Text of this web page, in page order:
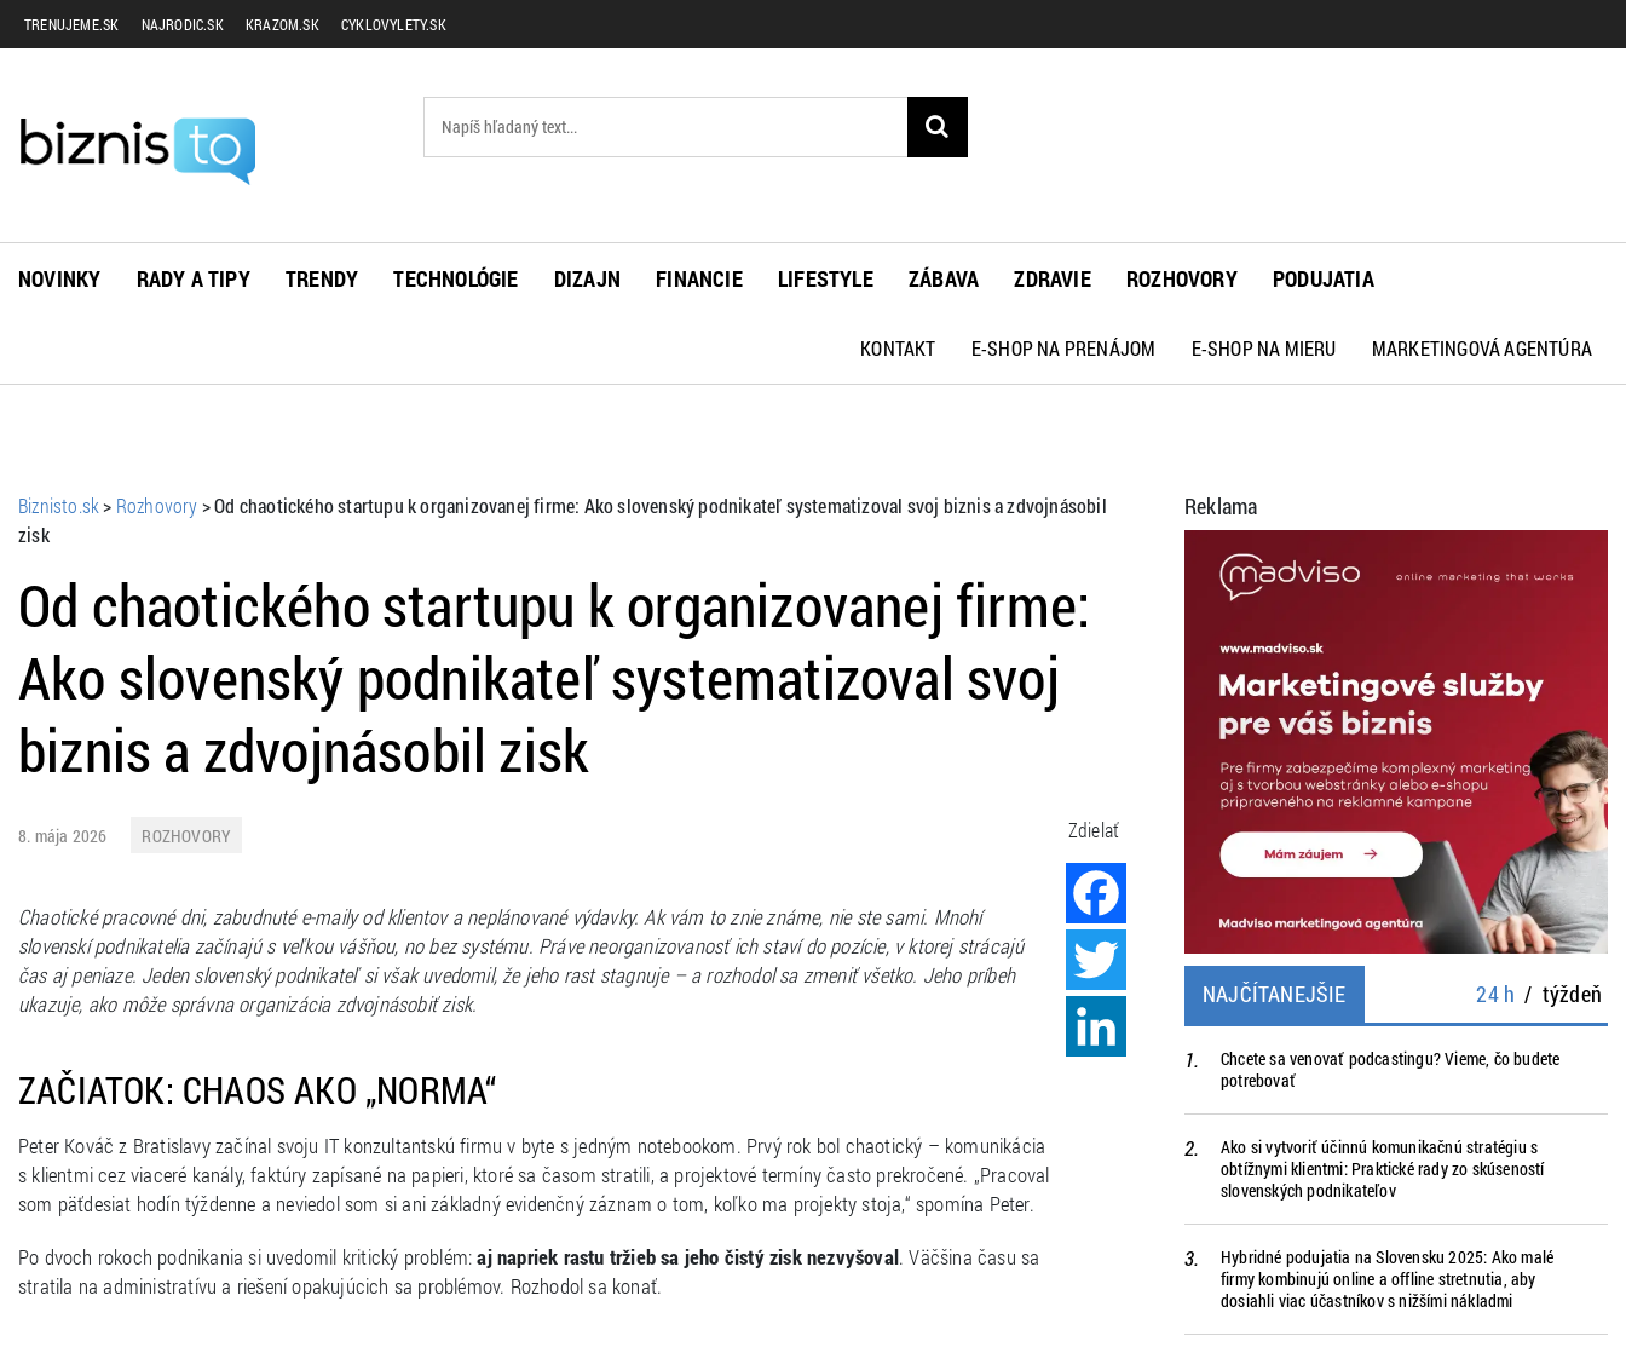
TRENUJEME.SK NAJRODIC.SK KRAZOM.SK CYKLOVYLETY.SK
NOVINKY RADY A TIPY TRENDY TECHNOLÓGIE DIZAJN FINANCIE LIFESTYLE ZÁBAVA ZDRAVIE ROZHOVORY PODUJATIA
KONTAKT E-SHOP NA PRENÁJOM E-SHOP NA MIERU MARKETINGOVÁ AGENTÚRA
Biznisto.sk> Rozhovory>Od chaotického startupu k organizovanej firme: Ako slovenský podnikateľ systematizoval svoj biznis a zdvojnásobil
zisk
Od chaotického startupu k organizovanej firme:
Ako slovenský podnikateľ systematizoval svoj
biznis a zdvojnásobil zisk
8. mája 2026 ROZHOVORY
Chaotické pracovné dni, zabudnuté e-maily od klientov a neplánované výdavky. Ak vám to znie známe, nie ste sami. Mnohí
slovenskí podnikatelia začínajú s veľkou vášňou, no bez systému. Práve neorganizovanosť ich staví do pozície, v ktorej strácajú
čas aj peniaze. Jeden slovenský podnikateľ si však uvedomil, že jeho rast stagnuje – a rozhodol sa zmeniť všetko. Jeho príbeh
ukazuje, ako môže správna organizácia zdvojnásobiť zisk.
ZAČIATOK: CHAOS AKO „NORMA“
Peter Kováč z Bratislavy začínal svoju IT konzultantskú firmu v byte s jedným notebookom. Prvý rok bol chaotický – komunikácia
s klientmi cez viaceré kanály, faktúry zapísané na papieri, ktoré sa časom stratili, a projektové termíny často prekročené. „Pracoval
som päťdesiat hodín týždenne a neviedol som si ani základný evidenčný záznam o tom, koľko ma projekty stoja,“ spomína Peter.
Po dvoch rokoch podnikania si uvedomil kritický problém:aj napriek rastu tržieb sa jeho čistý zisk nezvyšoval. Väčšina času sa
stratila na administratívu a riešení opakujúcich sa problémov. Rozhodol sa konať.
Zdielať
Reklama
NAJČÍTANEJŠIE 24 h / týždeň
Chcete sa venovať podcastingu? Vieme, čo budete
potrebovať
Ako si vytvoriť účinnú komunikačnú stratégiu s
obtížnymi klientmi: Praktické rady zo skúseností
slovenských podnikateľov
Hybridné podujatia na Slovensku 2025: Ako malé
firmy kombinujú online a offline stretnutia, aby
dosiahli viac účastníkov s nižšími nákladmi